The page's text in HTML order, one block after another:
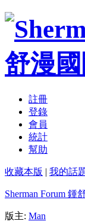
註冊
登錄
會員
統計
幫助
收藏本版 | 我的話
Sherman Forum 鍾
版主: Man